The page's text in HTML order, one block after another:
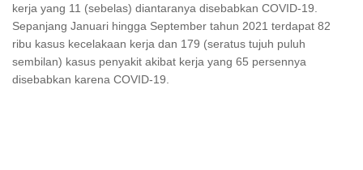
kerja yang 11 (sebelas) diantaranya disebabkan COVID-19.
Sepanjang Januari hingga September tahun 2021 terdapat 82
ribu kasus kecelakaan kerja dan 179 (seratus tujuh puluh
sembilan) kasus penyakit akibat kerja yang 65 persennya
disebabkan karena COVID-19.